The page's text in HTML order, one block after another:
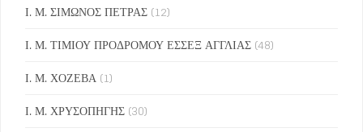
Ι. Μ. ΣΙΜΩΝΟΣ ΠΕΤΡΑΣ (12)
Ι. Μ. ΤΙΜΙΟΥ ΠΡΟΔΡΟΜΟΥ ΕΣΣΕΞ ΑΓΓΛΙΑΣ (48)
Ι. Μ. ΧΟΖΕΒΑ (1)
Ι. Μ. ΧΡΥΣΟΠΗΓΗΣ (30)